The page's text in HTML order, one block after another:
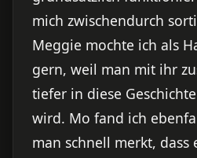
mich zwischendurch
Meggie mochte ich als
gern, weil man mit ihr
tiefer in diese
wird. Mo fand ich
man schnell merkt,